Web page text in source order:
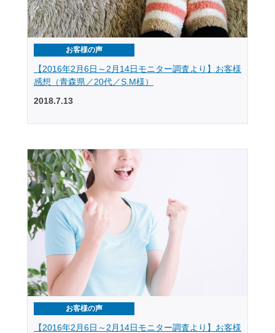
お客様の声
【2016年2月6日～2月14日モニター調査より】お客様
感想（青森県／20代／S.M様）
2018.7.13
お客様の声
【2016年2月6日～2月14日モニター調査より】お客様